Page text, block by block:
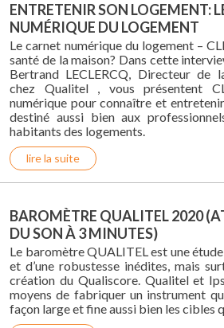
ENTRETENIR SON LOGEMENT:
NUMÉRIQUE DU LOGEMENT
Le carnet numérique du logement –
santé de la maison? Dans cette
Bertrand LECLERCQ, Directeur de
chez Qualitel , vous présentent
numérique pour connaître et
destiné aussi bien aux
habitants des logements.
lire la suite
BAROMÈTRE QUALITEL 2020
DU SON À 3 MINUTES)
Le baromètre QUALITEL est une
et d’une robustesse inédites, mais
création du Qualiscore. Qualitel et
moyens de fabriquer un instrument
façon large et fine aussi bien les cibles